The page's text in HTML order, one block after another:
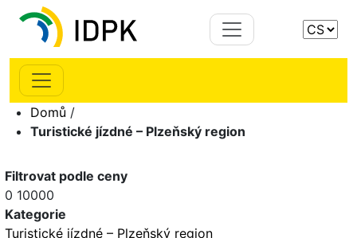
Domů /
Turistické jízdné – Plzeňský region
Filtrovat podle ceny
0 10000
Kategorie
Turistické jízdné – Plzeňský region